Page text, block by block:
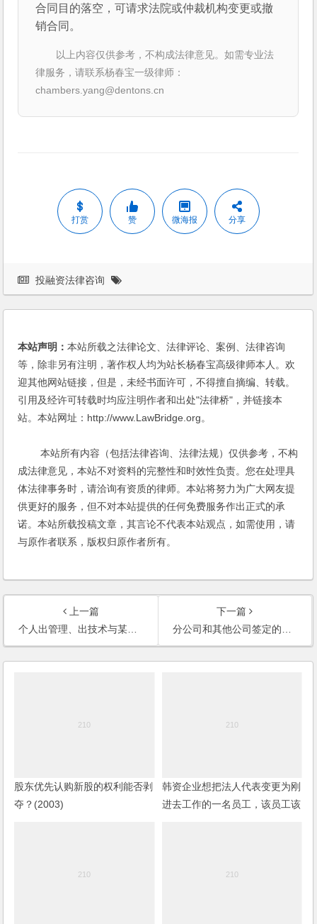
合同目的落空，可请求法院或仲裁机构变更或撤
销合同。
以上内容仅供参考，不构成法律意见。如需专业法
律服务，请联系杨春宝一级律师：
chambers.yang@dentons.cn
打赏 赞 微海报 分享
投融资法律咨询
本站声明：本站所载之法律论文、法律评论、案例、法律咨询
等，除非另有注明，著作权人均为站长杨春宝高级律师本人。欢
迎其他网站链接，但是，未经书面许可，不得擅自摘编、转载。
引用及经许可转载时均应注明作者和出处"法律桥"，并链接本
站。本站网址：http://www.LawBridge.org。
本站所有内容（包括法律咨询、法律法规）仅供参考，不构
成法律意见，本站不对资料的完整性和时效性负责。您在处理具
体法律事务时，请洽询有资质的律师。本站将努力为广大网友提
供更好的服务，但不对本站提供的任何免费服务作出正式的承
诺。本站所载投稿文章，其言论不代表本站观点，如需使用，请
与原作者联系，版权归原作者所有。
上一篇
个人出管理、出技术与某公司合作成立公司，协议如何签？
下一篇
分公司和其他公司签定的合同、协议是否有法律效力；分公司的责任怎样界定？
股东优先认购新股的权利能否剥
夺？(2003)
韩资企业想把法人代表变更为刚
进去工作的一名员工，该员工该